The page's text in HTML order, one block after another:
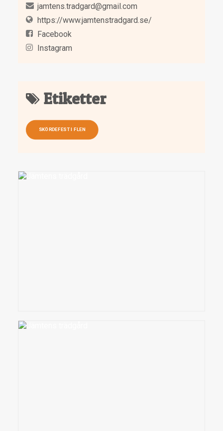
jamtens.tradgard@gmail.com
https://www.jamtenstradgard.se/
Facebook
Instagram
Etiketter
SKÖRDEFEST I FLEN